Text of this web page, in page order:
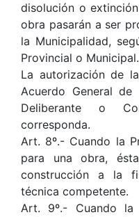
disolución o
obra pasarán a ser
la Municipalidad,
Provincial o Municipal.
La autorización de
Acuerdo General
Deliberante o
corresponda.
Art. 8º.- Cuando la
para una obra,
construcción a la
técnica competente.
Art. 9º.- Cuando